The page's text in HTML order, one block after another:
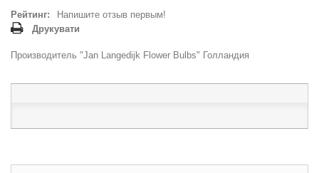
Рейтинг:
Напишите отзыв первым!
Друкувати
Производитель "Jan Langedijk Flower Bulbs" Голландия